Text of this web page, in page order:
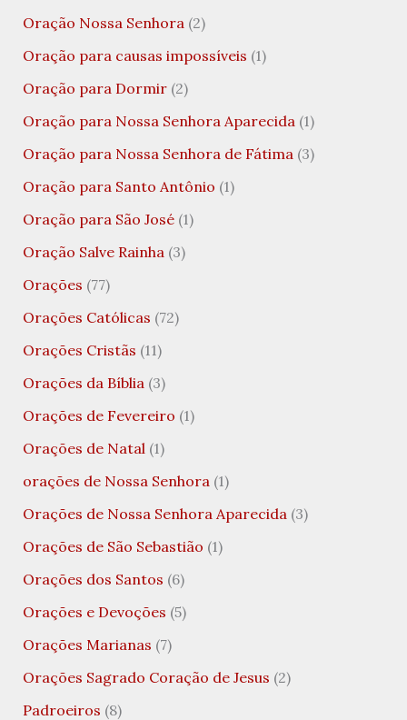
Oração Nossa Senhora (2)
Oração para causas impossíveis (1)
Oração para Dormir(2)
Oração para Nossa Senhora Aparecida (1)
Oração para Nossa Senhora de Fátima (3)
Oração para Santo Antônio (1)
Oração para São José(1)
Oração Salve Rainha (3)
Orações (77)
Orações Católicas (72)
Orações Cristãs (11)
Orações da Bíblia (3)
Orações de Fevereiro (1)
Orações de Natal (1)
orações de Nossa Senhora (1)
Orações de Nossa Senhora Aparecida (3)
Orações de São Sebastião (1)
Orações dos Santos (6)
Orações e Devoções (5)
Orações Marianas (7)
Orações Sagrado Coração de Jesus (2)
Padroeiros (8)